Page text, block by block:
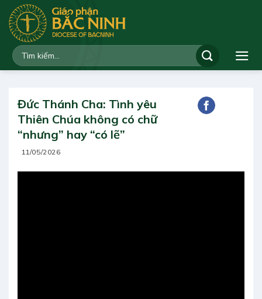
qua
dung
Đức Thánh Cha: Tình yêu
Thiên Chúa không có chữ
“nhưng” hay “có lẽ”
11/05/2026